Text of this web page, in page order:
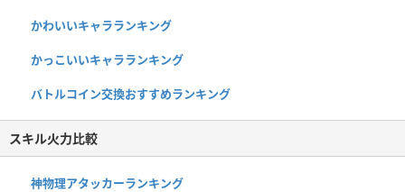
かわいいキャラランキング
かっこいいキャラランキング
バトルコイン交換おすすめランキング
スキル火力比較
神物理アタッカーランキング